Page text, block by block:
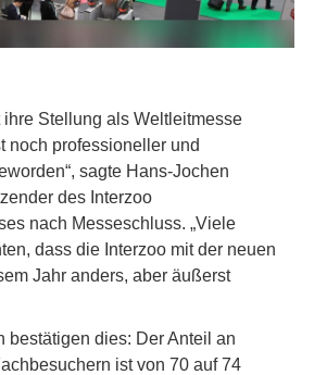
ihre Stellung als Weltleitmesse
noch professioneller und
sagte Hans-Jochen
des Interzoo
nach Messeschluss. „Viele
dass die Interzoo mit der neuen
Jahr anders, aber äußerst
bestätigen dies: Der Anteil an
ist von 70 auf 74